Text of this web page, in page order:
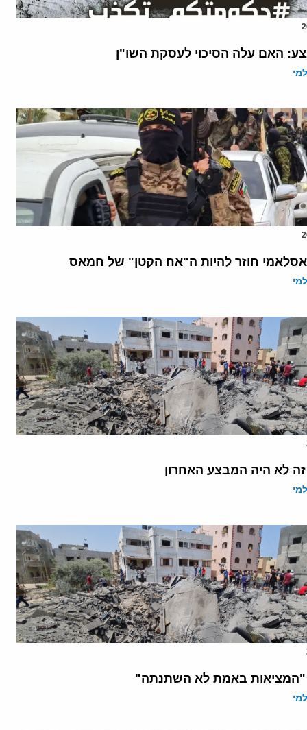
האם עלה הסיכוי לעסקת השו"ן
חוזר להיות ה"אח הקטן" של חמאס
זה לא היה המבצע האחרון
"המציאות באמת לא השתנתה"